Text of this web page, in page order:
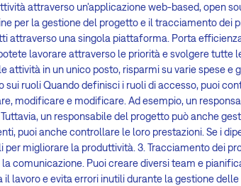
attraverso un'applicazione web-based, open
per la gestione del progetto e il tracciamento dei
attraverso una singola piattaforma. Porta
lavorare attraverso le priorità e svolgere tutte
attività in un unico posto, risparmi su varie spese e
ruoli Quando definisci i ruoli di accesso, puoi
modificare e modificare. Ad esempio, un
un responsabile del progetto può anche
puoi anche controllare le loro prestazioni. Se i
per migliorare la produttività. 3. Tracciamento dei
comunicazione. Puoi creare diversi team e
lavoro e evita errori inutili durante la gestione